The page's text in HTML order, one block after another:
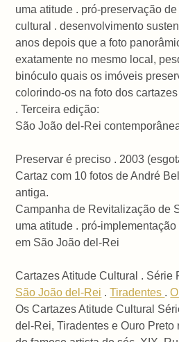
uma atitude . pró-preservação
cultural . desenvolvimento
anos depois que a foto
exatamente no mesmo local,
binóculo quais os imóveis
colorindo-os na foto dos cartazes
. Terceira edição:
São João del-Rei
Preservar é preciso . 2003
Cartaz com 10 fotos de André
antiga.
Campanha de Revitalização de
uma atitude . pró-
em São João del-Rei
Cartazes Atitude Cultural . Série
São João del-Rei .Tiradentes .
Os Cartazes Atitude Cultural
del-Rei, Tiradentes e Ouro Preto